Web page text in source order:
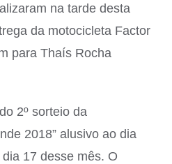
na tarde desta
da motocicleta Factor
para Thaís Rocha
2º sorteio da
2018” alusivo ao dia
17 desse mês. O